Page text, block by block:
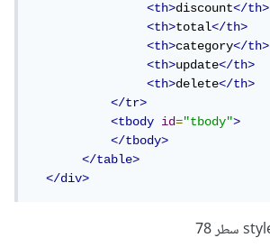
<th>discount</th>
<th>total</th>
<th>category</th>
<th>update</th>
<th>delete</th>
</tr>
<tbody
id="tbody">
</tbody>
</table>
</div>